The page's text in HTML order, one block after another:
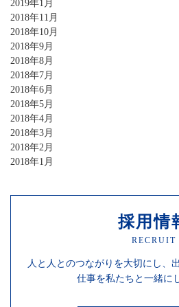
2019年1月
2018年11月
2018年10月
2018年9月
2018年8月
2018年7月
2018年6月
2018年5月
2018年4月
2018年3月
2018年2月
2018年1月
採用情
RECRUIT
人と人とのつながりを大切にし、
仕事を私たちと一緒に